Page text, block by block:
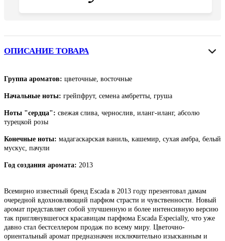
ОПИСАНИЕ ТОВАРА
Группа ароматов: цветочные, восточные
Начальные ноты: грейпфрут, семена амбретты, груша
Ноты "сердца": свежая слива, чернослив, иланг-иланг, абсолю
турецкой розы
Конечные ноты: мадагаскарская ваниль, кашемир, сухая амбра, белый
мускус, пачули
Год создания аромата: 2013
Всемирно известный бренд Escada в 2013 году презентовал дамам
очередной вдохновляющий парфюм страсти и чувственности. Новый
аромат представляет собой улучшенную и более интенсивную версию
так приглянувшегося красавицам парфюма Escada Especially, что уже
давно стал бестселлером продаж по всему миру. Цветочно-
ориентальный аромат предназначен исключительно изысканным и